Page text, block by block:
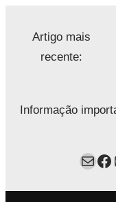
Artigo mais
recente:
Informação
Mail